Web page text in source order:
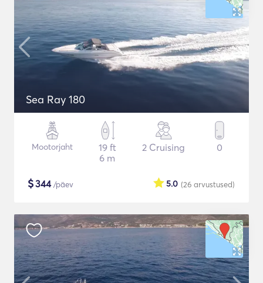
Sea Ray 180
Mootorjaht
19 ft
6 m
2 Cruising 0
$344/päev (26 arvustused)
5.0